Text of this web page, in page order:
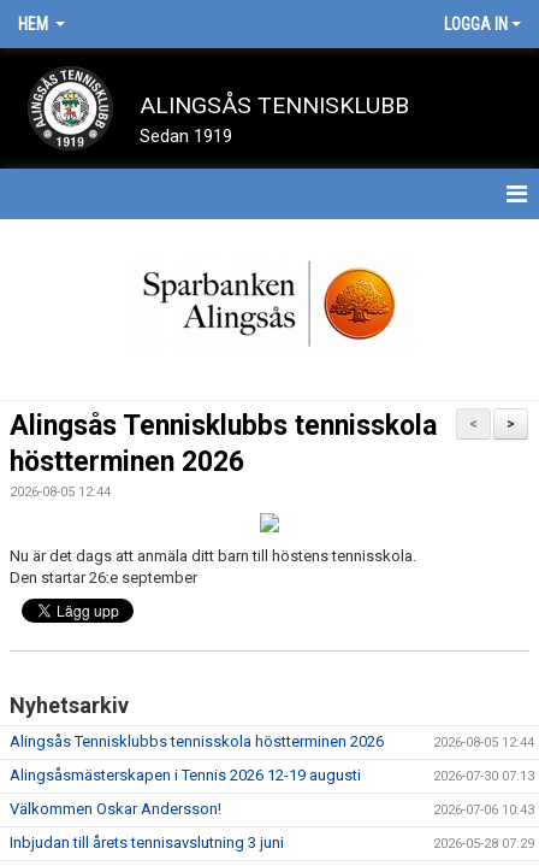
HEM LOGGA IN
ALINGSÅS TENNISKLUBB
Sedan 1919
OM KLUBBEN
BILDGALLERI
SPONSRING
KONTAKT
KLUBBSHOP
>
<
Alingsås Tennisklubbs tennisskola
höstterminen 2026
2026-08-05 12:44
Nu är det dags att anmäla ditt barn till höstens tennisskola.
Den startar 26:e september
Nyhetsarkiv
Alingsås Tennisklubbs tennisskola höstterminen 2026 2026-08-05 12:44
Alingsåsmästerskapen i Tennis 2026 12-19 augusti 2026-07-30 07:13
Välkommen Oskar Andersson! 2026-07-06 10:43
Inbjudan till årets tennisavslutning 3 juni 2026-05-28 07:29